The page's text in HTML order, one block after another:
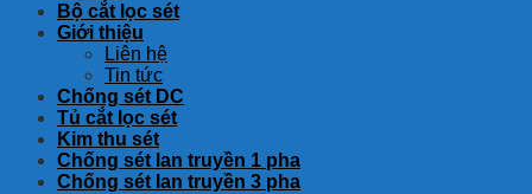
Bộ cắt lọc sét
Giới thiệu
Liên hệ
Tin tức
Chống sét DC
Tủ cắt lọc sét
Kim thu sét
Chống sét lan truyền 1 pha
Chống sét lan truyền 3 pha